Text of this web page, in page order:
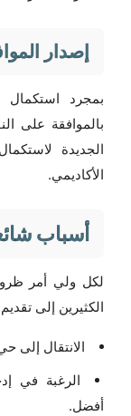
إصدار
بمجرد
بالموافقة على
الجديدة
الأكاديمي.
أسباب
لكل ولي أمر
الكثيرين إلى تقديم
الانتقال إلى
الرغبة في
أفضل.